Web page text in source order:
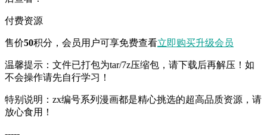
付费资源
售价50积分 ，会员用户可享免费查看立即购买升级会员
温馨提示：文件已打包为tar/7z压缩包，请下载后再解压！如
不会操作请先自行学习！
特别说明：zx编号系列漫画都是精心挑选的超高品质资源，请
放心食用！